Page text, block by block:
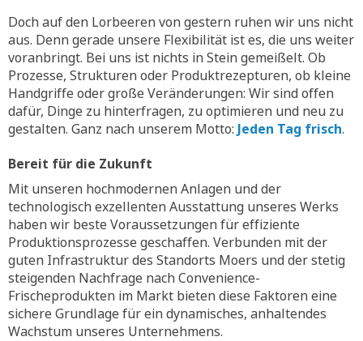
Doch auf den Lorbeeren von gestern ruhen wir uns nicht
aus. Denn gerade unsere Flexibilität ist es, die uns weiter
voranbringt. Bei uns ist nichts in Stein gemeißelt. Ob
Prozesse, Strukturen oder Produktrezepturen, ob kleine
Handgriffe oder große Veränderungen: Wir sind offen
dafür, Dinge zu hinterfragen, zu optimieren und neu zu
gestalten. Ganz nach unserem Motto: Jeden Tag frisch.
Bereit für die Zukunft
Mit unseren hochmodernen Anlagen und der
technologisch exzellenten Ausstattung unseres Werks
haben wir beste Voraussetzungen für effiziente
Produktionsprozesse geschaffen. Verbunden mit der
guten Infrastruktur des Standorts Moers und der stetig
steigenden Nachfrage nach Convenience-
Frischeprodukten im Markt bieten diese Faktoren eine
sichere Grundlage für ein dynamisches, anhaltendes
Wachstum unseres Unternehmens.